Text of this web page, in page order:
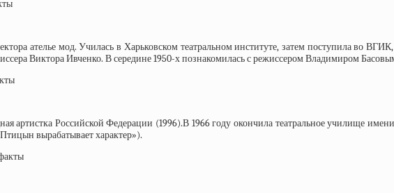
ателье мод. Училась в Харьковском театральном институте, затем поступила во
Виктора Ивченко. В середине 1950-х познакомилась с режиссером Владимиром
артистка Российской Федерации (1996).В 1966 году окончила театральное училище
вырабатывает характер»).